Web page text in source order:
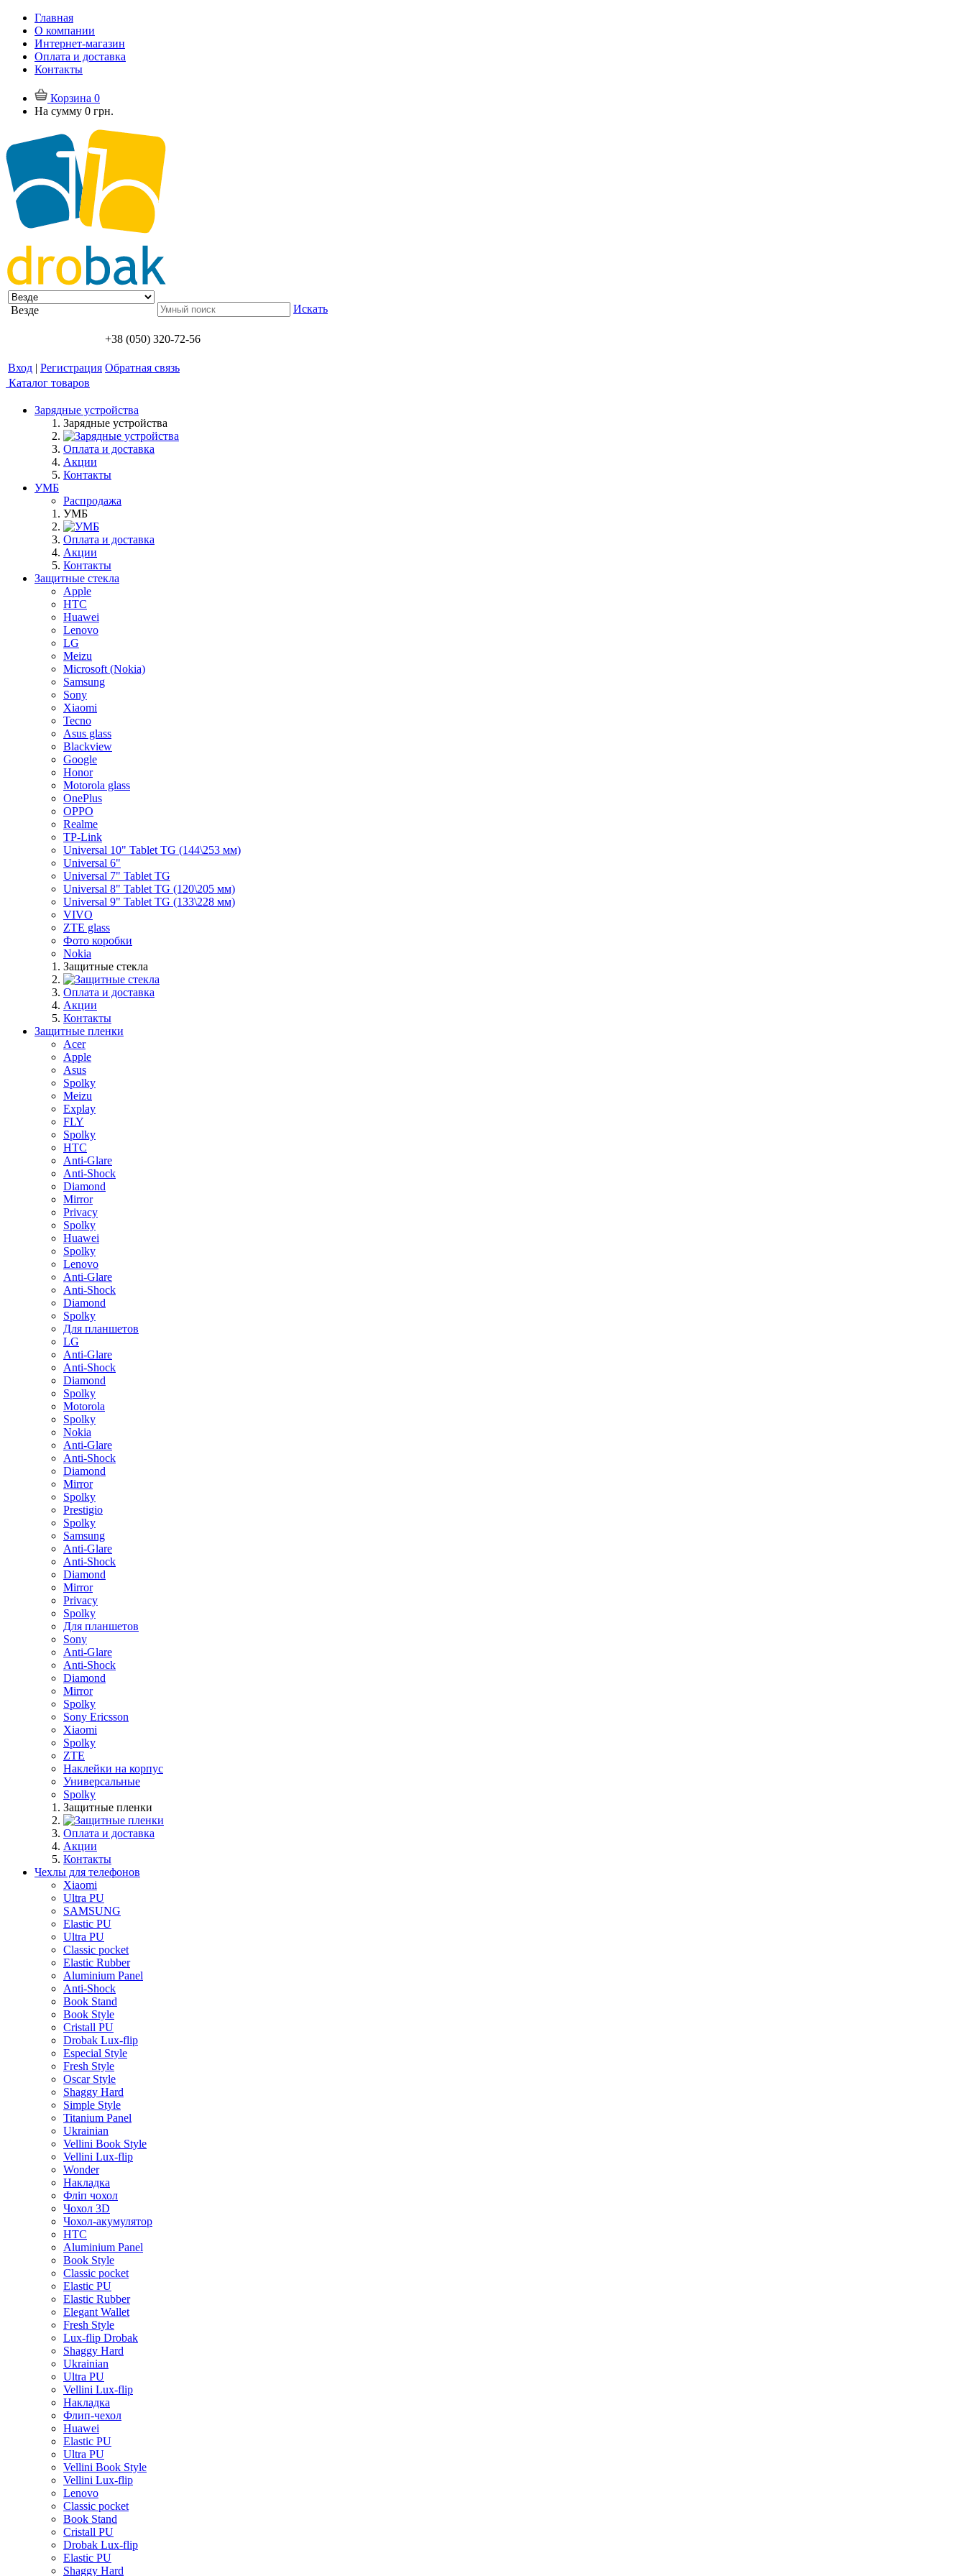
Главная
О компании
Интернет-магазин
Оплата и доставка
Контакты
Корзина 0
На сумму 0 грн.
Везде Искать
+38 (050) 320-72-56
Вход | Регистрация Обратная связь
Каталог товаров
Зарядные устройства
Зарядные устройства
Оплата и доставка
Акции
Контакты
УМБ
Распродажа
УМБ
Оплата и доставка
Акции
Контакты
Защитные стекла
Apple
HTC
Huawei
Lenovo
LG
Meizu
Microsoft (Nokia)
Samsung
Sony
Xiaomi
Tecno
Asus glass
Blackview
Google
Honor
Motorola glass
OnePlus
OPPO
Realme
TP-Link
Universal 10" Tablet TG (144\253 мм)
Universal 6"
Universal 7" Tablet TG
Universal 8" Tablet TG (120\205 мм)
Universal 9" Tablet TG (133\228 мм)
VIVO
ZTE glass
Фото коробки
Nokia
Защитные стекла
Оплата и доставка
Акции
Контакты
Защитные пленки
Acer
Apple
Asus
Spolky
Meizu
Explay
FLY
Spolky
HTC
Anti-Glare
Anti-Shock
Diamond
Mirror
Privacy
Spolky
Huawei
Spolky
Lenovo
Anti-Glare
Anti-Shock
Diamond
Spolky
Для планшетов
LG
Anti-Glare
Anti-Shock
Diamond
Spolky
Motorola
Spolky
Nokia
Anti-Glare
Anti-Shock
Diamond
Mirror
Spolky
Prestigio
Spolky
Samsung
Anti-Glare
Anti-Shock
Diamond
Mirror
Privacy
Spolky
Для планшетов
Sony
Anti-Glare
Anti-Shock
Diamond
Mirror
Spolky
Sony Ericsson
Xiaomi
Spolky
ZTE
Наклейки на корпус
Универсальные
Spolky
Защитные пленки
Оплата и доставка
Акции
Контакты
Чехлы для телефонов
Xiaomi
Ultra PU
SAMSUNG
Elastic PU
Ultra PU
Classic pocket
Elastic Rubber
Aluminium Panel
Anti-Shock
Book Stand
Book Style
Cristall PU
Drobak Lux-flip
Especial Style
Fresh Style
Oscar Style
Shaggy Hard
Simple Style
Titanium Panel
Ukrainian
Vellini Book Style
Vellini Lux-flip
Wonder
Накладка
Фліп чохол
Чохол 3D
Чохол-акумулятор
HTC
Aluminium Panel
Book Style
Classic pocket
Elastic PU
Elastic Rubber
Elegant Wallet
Fresh Style
Lux-flip Drobak
Shaggy Hard
Ukrainian
Ultra PU
Vellini Lux-flip
Накладка
Флип-чехол
Huawei
Elastic PU
Ultra PU
Vellini Book Style
Vellini Lux-flip
Lenovo
Classic pocket
Book Stand
Cristall PU
Drobak Lux-flip
Elastic PU
Shaggy Hard